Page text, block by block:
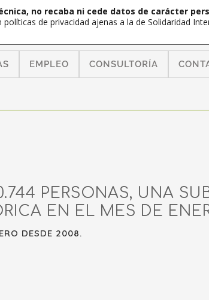
EMPLEO CONSULTORÍA
PERSONAS, UNA
EN EL MES DE
DESDE 2008.
no recaba ni cede datos de carácter
de privacidad ajenas a la de Solidaridad